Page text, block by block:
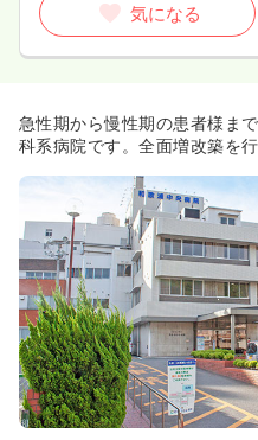
気になる
急性期から慢性期の患者様ま
科系病院です。全面増改築を